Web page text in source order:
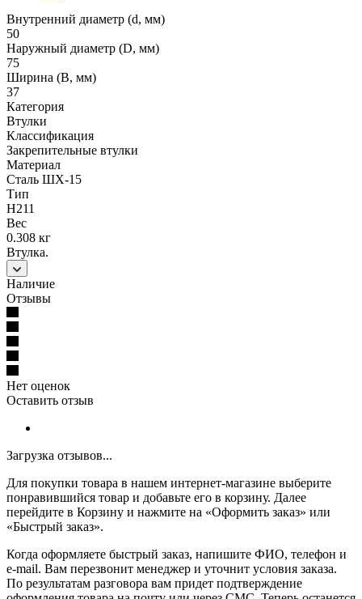
Внутренний диаметр (d, мм)
50
Наружный диаметр (D, мм)
75
Ширина (B, мм)
37
Категория
Втулки
Классификация
Закрепительные втулки
Материал
Сталь ШХ-15
Тип
H211
Вес
0.308 кг
Втулка.
Наличие
Отзывы
Нет оценок
Оставить отзыв
Загрузка отзывов...
Для покупки товара в нашем интернет-магазине выберите
понравившийся товар и добавьте его в корзину. Далее
перейдите в Корзину и нажмите на «Оформить заказ» или
«Быстрый заказ».
Когда оформляете быстрый заказ, напишите ФИО, телефон и
e-mail. Вам перезвонит менеджер и уточнит условия заказа.
По результатам разговора вам придет подтверждение